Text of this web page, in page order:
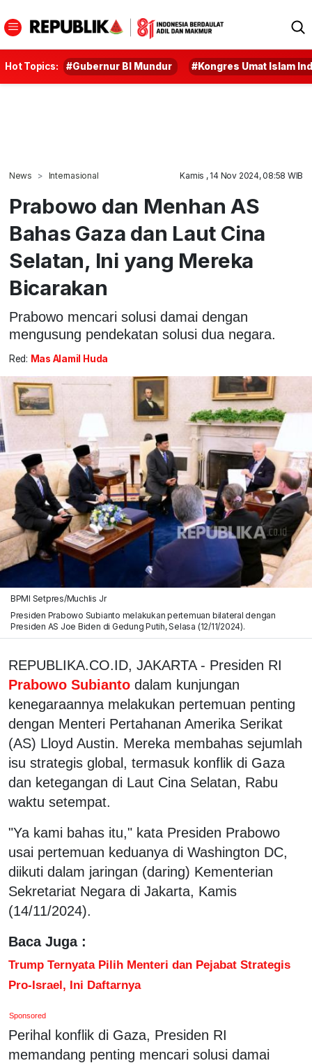
Hot Topics: #Gubernur BI Mundur #Kongres Umat Islam
News Internasional Kamis , 14 Nov 2024, 08:58 WIB
Prabowo dan Menhan AS
Bahas Gaza dan Laut Cina
Selatan, Ini yang Mereka
Bicarakan
Prabowo mencari solusi damai dengan
mengusung pendekatan solusi dua negara.
Red: Mas Alamil Huda
BPMI Setpres/Muchlis Jr
Presiden Prabowo Subianto melakukan pertemuan bilateral dengan
Presiden AS Joe Biden di Gedung Putih, Selasa (12/11/2024).
REPUBLIKA.CO.ID, JAKARTA - Presiden RI
Prabowo Subianto dalam kunjungan
kenegaraannya melakukan pertemuan penting
dengan Menteri Pertahanan Amerika Serikat
(AS) Lloyd Austin. Mereka membahas sejumlah
isu strategis global, termasuk konflik di Gaza
dan ketegangan di Laut Cina Selatan, Rabu
waktu setempat.
"Ya kami bahas itu," kata Presiden Prabowo
usai pertemuan keduanya di Washington DC,
diikuti dalam jaringan (daring) Kementerian
Sekretariat Negara di Jakarta, Kamis
(14/11/2024).
Baca Juga :
Trump Ternyata Pilih Menteri dan Pejabat Strategis
Pro-Israel, Ini Daftarnya
Sponsored
Perihal konflik di Gaza, Presiden RI
memandang penting mencari solusi damai